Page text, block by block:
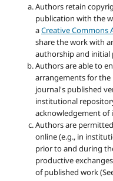
Authors retain
publication with the
aCreative Commons
share the work with
authorship and initial
Authors are able to
arrangements for
journal's published
institutional
acknowledgement of
Authors are
online (e.g., in
prior to and during
productive
of published work